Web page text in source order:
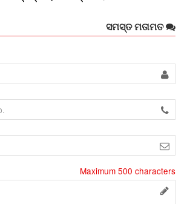
ସମସ୍ତ ମତାମତ
Maximum 500 characters